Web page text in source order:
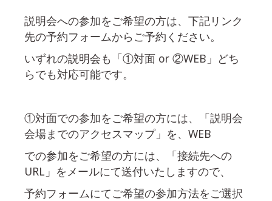
説明会への参加をご希望の方は、下記リンク
先の予約フォームからご予約ください。
いずれの説明会も「①対面 or ②WEB」どち
らでも対応可能です。
①対面での参加をご希望の方には、「説明会
会場までのアクセスマップ」を、WEB
での参加をご希望の方には、「接続先への
URL」をメールにて送付いたしますので、
予約フォームにてご希望の参加方法をご選択